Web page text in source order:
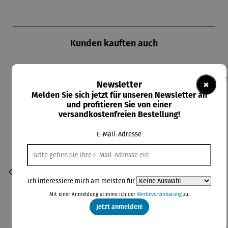
Kunden kauften auch
×
Newsletter
Melden Sie sich jetzt für unseren Newsletter an
und profitieren Sie von einer
versandkostenfreien Bestellung!
E-Mail-Adresse
Ich interessiere mich am meisten für
Mit einer Anmeldung stimme ich der Werbevereinbarungzu.
Jetzt anmelden!